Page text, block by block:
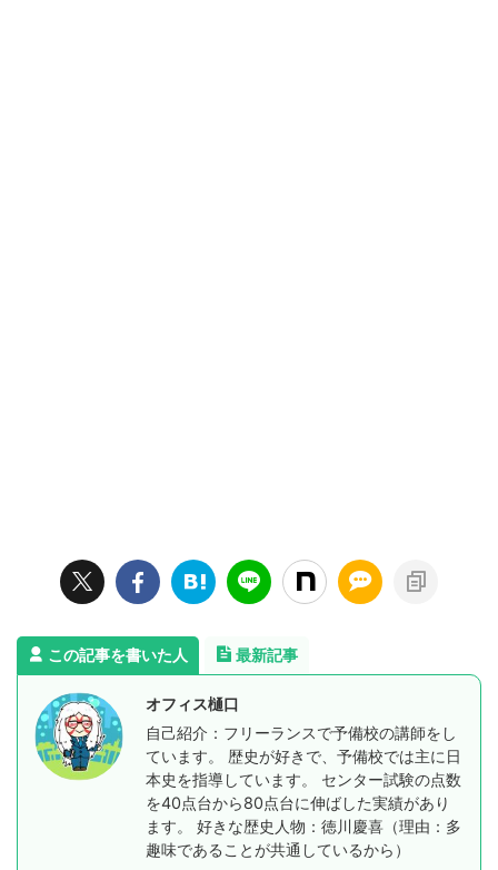
この記事を書いた人 最新記事
オフィス樋口
自己紹介：フリーランスで予備校の講師をし
ています。 歴史が好きで、予備校では主に日
本史を指導しています。 センター試験の点数
を40点台から80点台に伸ばした実績があり
ます。 好きな歴史人物：徳川慶喜（理由：多
趣味であることが共通しているから）